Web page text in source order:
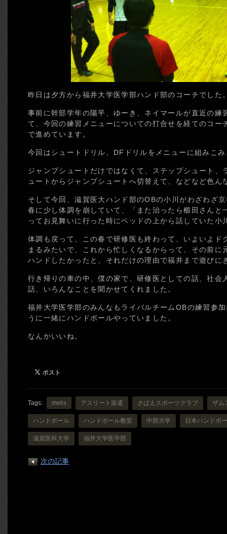
昨日は夕方から福井大学医学部ハンド部のコーチでし
事前に幹部学年の陽平、ゆーき、ネイマールが直近の練
て、今回の練習メニューについての打合せを経てのコー
で進めています。
今回はシュートドリル、DFドリルをメニューに組みこ
ジャンプシュートだけではなくて、ステップシュート、
ュートからジャンプシュートへ切替えて、などなど色ん
そして今回、滋賀医大ハンド部のOBの小川がわざわざ
春に少し体調を崩していて、「また治ったら櫛田さんと
ってお見舞いに行った時にベッドの上から話していた小
体調も戻って、この春で研修医も終わって、いよいよド
まるみたいで、これから忙しくなるからって、その前に
ハンドしたかったと、それだけの理由で福井まで遊びに
行き帰りの車の中、僕の家で、研修医としての話、社会
話、いろんなことを聞かせてくれました。
福井大学医学部のみんなもライバルチームOBの練習参
うに一緒にハンドボールやっていました。
なんかいいね。
Tags: melis アスリート派遣 さばえスポーツクラブ ザム
ハンドボール ハンドボール教室 中部大学 日本ハンドボ
滋賀医科大学 福井大学医学部
次の記事